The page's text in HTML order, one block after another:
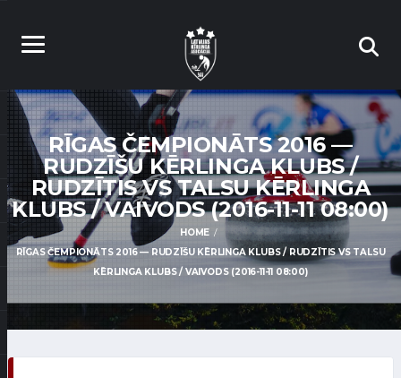
RĪGAS ČEMPIONĀTS 2016 —
RUDZĪŠU KĒRLINGA KLUBS /
RUDZĪTIS VS TALSU KĒRLINGA
KLUBS / VAIVODS (2016-11-11 08:00)
HOME
RĪGAS ČEMPIONĀTS 2016 — RUDZĪŠU KĒRLINGA KLUBS / RUDZĪTIS VS TALSU
KĒRLINGA KLUBS / VAIVODS (2016-11-11 08:00)